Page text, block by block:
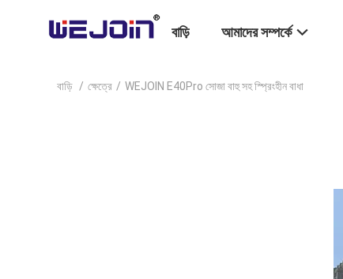
বাড়ি আমাদের সম্পর্কে
বাড়ি / ক্ষেত্রে / WEJOIN E40Pro সোজা বাহু সহ স্প্রিংহীন বাধা